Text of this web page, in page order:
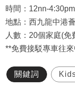
時間：12nn-4:30pm
地點：西九龍中港
人數：20個家庭(
**免費接駁專車往
關鍵詞